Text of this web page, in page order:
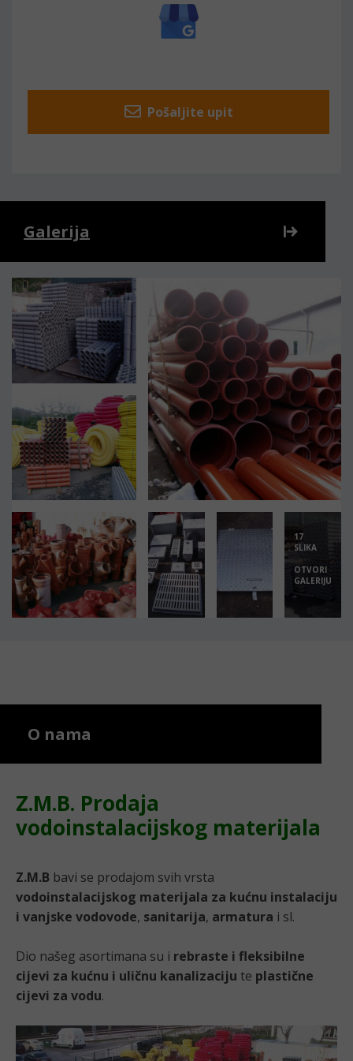
Pošaljite upit
Galerija
17
SLIKA
OTVORI
GALERIJU
O nama
Z.M.B. Prodaja
vodoinstalacijskog materijala
Z.M.B bavi se prodajom svih vrsta
vodoinstalacijskog materijala za kućnu instalaciju
i vanjske vodovode, sanitarija, armatura i sl.
Dio našeg asortimana su i rebraste i fleksibilne
cijevi za kućnu i uličnu kanalizaciju te plastične
cijevi za vodu.